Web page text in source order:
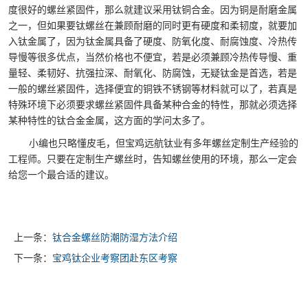
度很好的螺丝紧固件，那么就建议采用钛铜合金。因为铜是耐磨金属
之一，但如果要钛螺丝在兼顾耐磨的同时更有硬度和柔韧度，就要加
入钛金属了，因为钛金属具备了硬度、防氧化度、耐腐蚀度、冷热传
导慢等很多优点，当然价格也不便宜，若是必须兼顾冷热传导慢、重
量轻、柔韧好、抗强拉深、耐氧化、防腐蚀，无疑钛金是首选，若是
一般的螺丝紧固件，选择便宜的铜铁不锈钢等材料就可以了，若真是
特殊环境下必须要求螺丝紧固件具备某种合金的特性，那就必须选择
某种特性的钛合金金属 ， 这方面的学问太多了。
小编也只略懂皮毛，但宝鸡远航钛业有多年螺丝定制生产经验的
工程师。只要在定制生产螺丝时，告知螺丝使用的环境，那么一定会
给您一个最合适的建议。
上一条： 钛合金螺丝防潮防湿方法介绍
下一条： 宝鸡钛企业考察团赴东区考察